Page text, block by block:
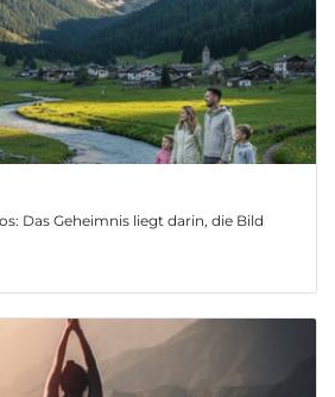
Das Geheimnis liegt darin, die Bild